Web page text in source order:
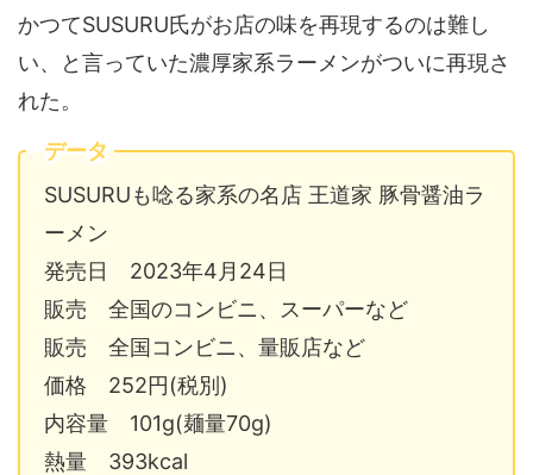
かつてSUSURU氏がお店の味を再現するのは難し
い、と言っていた濃厚家系ラーメンがついに再現さ
れた。
データ
SUSURUも唸る家系の名店 王道家 豚骨醤油ラ
ーメン
発売日 2023年4月24日
販売 全国のコンビニ、スーパーなど
販売 全国コンビニ、量販店など
価格 252円(税別)
内容量 101g(麺量70g)
熱量 393kcal